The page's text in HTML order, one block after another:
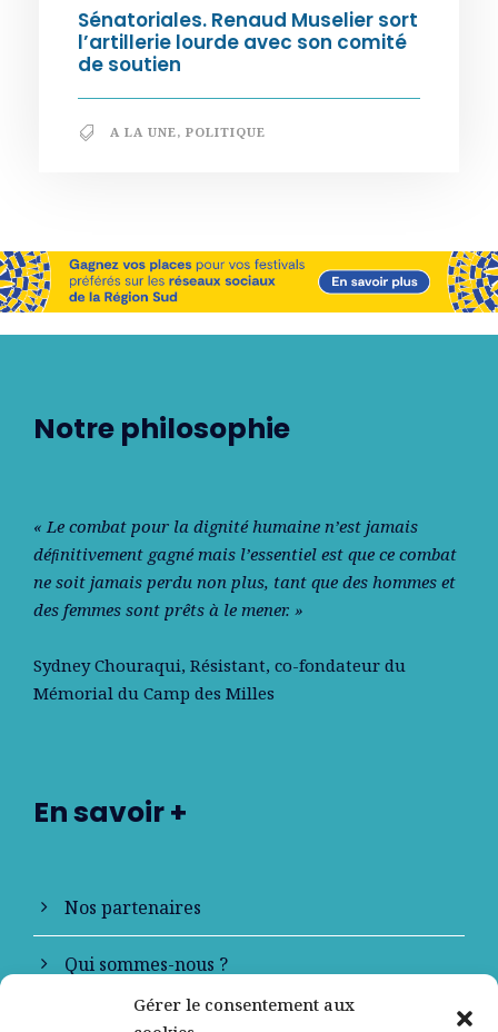
Gérer le consentement aux
Sénatoriales. Renaud Muselier sort
l’artillerie lourde avec son comité
de soutien
A LA UNE, POLITIQUE
Notre philosophie
« Le combat pour la dignité humaine n’est jamais
déﬁnitivement gagné mais l’essentiel est que ce combat
ne soit jamais perdu non plus, tant que des hommes et
des femmes sont prêts à le mener. »
Sydney Chouraqui, Résistant, co-fondateur du
Mémorial du Camp des Milles
En savoir +
Nos partenaires
Qui sommes-nous ?
Contactez-nous